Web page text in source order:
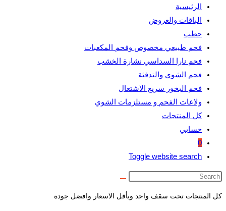
الرئيسية
الباقات والعروض
حطب
فحم طبيعي مخصوص وفحم المكعبات
فحم نارا السداسي نشارة الخشب
فحم الشوي والتدفئة
فحم البخور سريع الاشتعال
ولاعات الفحم و مستلزمات الشوي
كل المنتجات
حسابي
Toggle website search
كل المنتجات تحت سقف واحد وبأقل الاسعار وافضل جودة